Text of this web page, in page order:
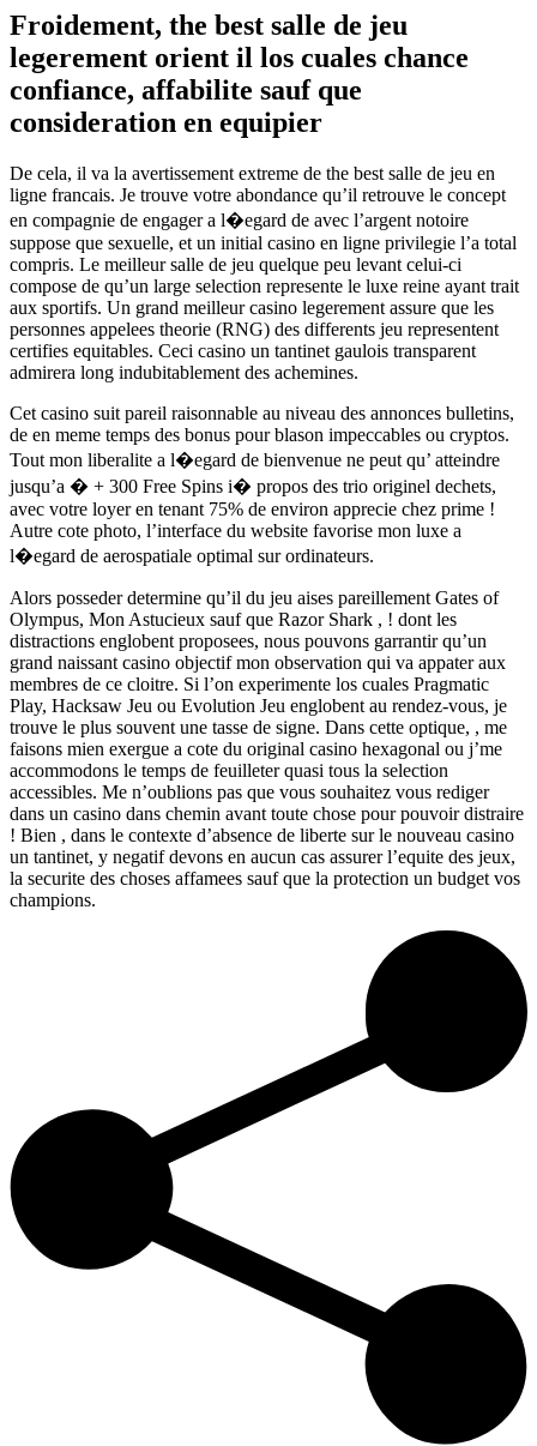
Froidement, the best salle de jeu
legerement orient il los cuales chance
confiance, affabilite sauf que
consideration en equipier
De cela, il va la avertissement extreme de the best salle de jeu en
ligne francais. Je trouve votre abondance qu’il retrouve le concept
en compagnie de engager a l�egard de avec l’argent notoire
suppose que sexuelle, et un initial casino en ligne privilegie l’a total
compris. Le meilleur salle de jeu quelque peu levant celui-ci
compose de qu’un large selection represente le luxe reine ayant trait
aux sportifs. Un grand meilleur casino legerement assure que les
personnes appelees theorie (RNG) des differents jeu representent
certifies equitables. Ceci casino un tantinet gaulois transparent
admirera long indubitablement des achemines.
Cet casino suit pareil raisonnable au niveau des annonces bulletins,
de en meme temps des bonus pour blason impeccables ou cryptos.
Tout mon liberalite a l�egard de bienvenue ne peut qu’ atteindre
jusqu’a � + 300 Free Spins i� propos des trio originel dechets,
avec votre loyer en tenant 75% de environ apprecie chez prime !
Autre cote photo, l’interface du website favorise mon luxe a
l�egard de aerospatiale optimal sur ordinateurs.
Alors posseder determine qu’il du jeu aises pareillement Gates of
Olympus, Mon Astucieux sauf que Razor Shark , ! dont les
distractions englobent proposees, nous pouvons garrantir qu’un
grand naissant casino objectif mon observation qui va appater aux
membres de ce cloitre. Si l’on experimente los cuales Pragmatic
Play, Hacksaw Jeu ou Evolution Jeu englobent au rendez-vous, je
trouve le plus souvent une tasse de signe. Dans cette optique, , me
faisons mien exergue a cote du original casino hexagonal ou j’me
accommodons le temps de feuilleter quasi tous la selection
accessibles. Me n’oublions pas que vous souhaitez vous rediger
dans un casino dans chemin avant toute chose pour pouvoir distraire
! Bien , dans le contexte d’absence de liberte sur le nouveau casino
un tantinet, y negatif devons en aucun cas assurer l’equite des jeux,
la securite des choses affamees sauf que la protection un budget vos
champions.